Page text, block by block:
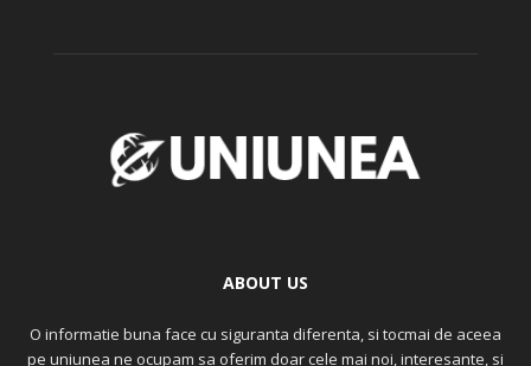
ABOUT US
O informatie buna face cu siguranta diferenta, si tocmai de aceea
pe uniunea ne ocupam sa oferim doar cele mai noi, interesante, si